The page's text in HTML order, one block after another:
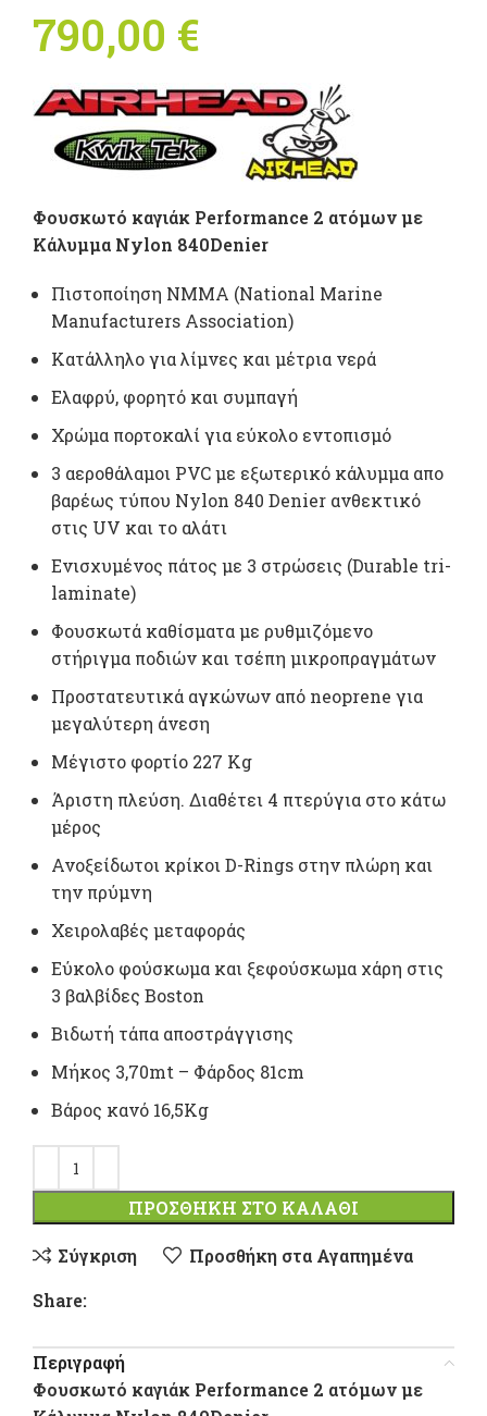
790,00 €
Φουσκωτό καγιάκ Performance 2 ατόμων με
Κάλυμμα Νylon 840Denier
Πιστοποίηση NMMA (National Marine
Manufacturers Association)
Κατάλληλο για λίμνες και μέτρια νερά
Ελαφρύ, φορητό και συμπαγή
Χρώμα πορτοκαλί για εύκολο εντοπισμό
3 αεροθάλαμοι PVC με εξωτερικό κάλυμμα απο
βαρέως τύπου Nylon 840 Denier ανθεκτικό
στις UV και το αλάτι
Ενισχυμένος πάτος με 3 στρώσεις (Durable tri-
laminate)
Φουσκωτά καθίσματα με ρυθμιζόμενο
στήριγμα ποδιών και τσέπη μικροπραγμάτων
Προστατευτικά αγκώνων από neoprene για
μεγαλύτερη άνεση
Μέγιστο φορτίο 227 Kg
Άριστη πλεύση. Διαθέτει 4 πτερύγια στο κάτω
μέρος
Ανοξείδωτοι κρίκοι D-Rings στην πλώρη και
την πρύμνη
Χειρολαβές μεταφοράς
Εύκολο φούσκωμα και ξεφούσκωμα χάρη στις
3 βαλβίδες Boston
Βιδωτή τάπα αποστράγγισης
Mήκος 3,70mt – Φάρδος 81cm
Bάρος κανό 16,5Κg
ΠΡΟΣΘΉΚΗ ΣΤΟ ΚΑΛΆΘΙ
Σύγκριση
Προσθήκη στα Αγαπημένα
Share:
Περιγραφή
Φουσκωτό καγιάκ Performance 2 ατόμων με